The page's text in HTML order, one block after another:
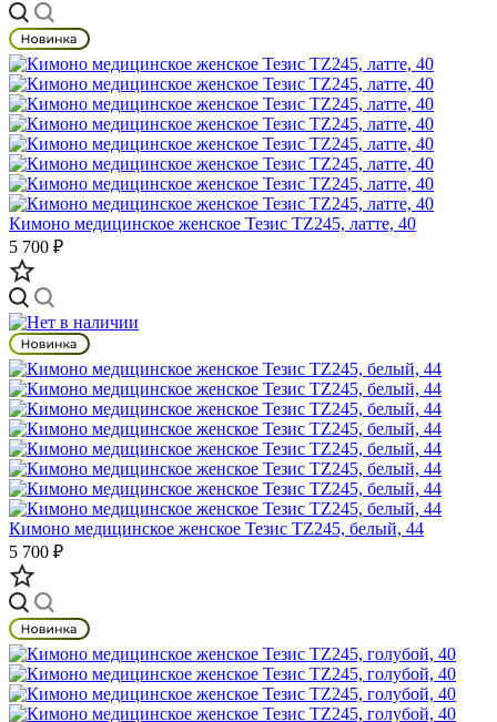
Кимоно медицинское женское Тезис TZ245, латте, 40
5 700 ₽
Кимоно медицинское женское Тезис TZ245, белый, 44
5 700 ₽